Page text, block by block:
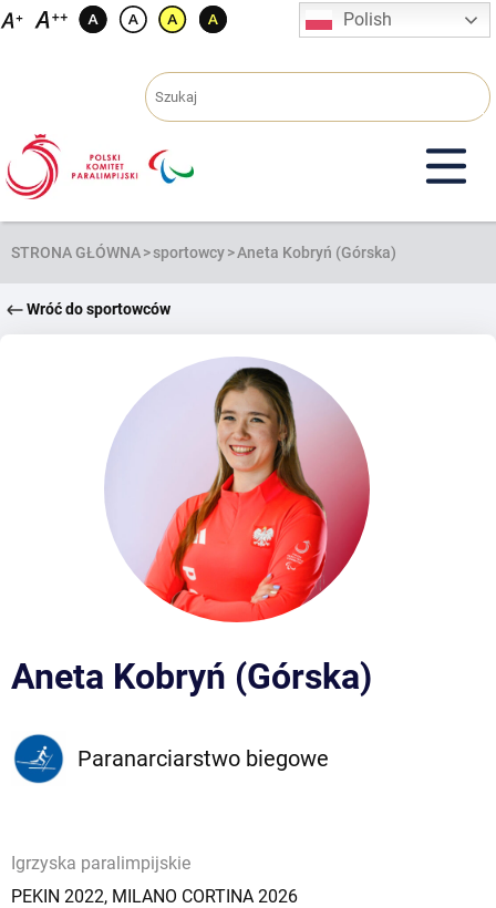
Przejdź
Polish
STRONA GŁÓWNA>sportowcy>Aneta Kobryń (Górska)
Wróć do sportowców
Aneta Kobryń (Górska)
Paranarciarstwo biegowe
Igrzyska paralimpijskie
PEKIN 2022, MILANO CORTINA 2026